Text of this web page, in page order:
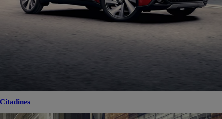
Citadines